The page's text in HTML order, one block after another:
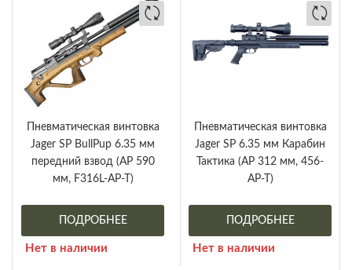
Пневматическая винтовка
Jager SP BullPup 6.35 мм
передний взвод (AP 590
мм, F316L-AP-T)
ПОДРОБНЕЕ
Нет в наличии
Пневматическая винтовка
Jager SP 6.35 мм Карабин
Тактика (AP 312 мм, 456-
AP-T)
ПОДРОБНЕЕ
Нет в наличии